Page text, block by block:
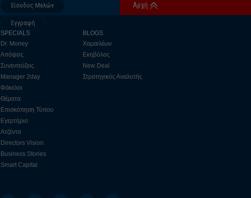
Είσοδος Μελών
Εγγραφή
Αρχή
SPECIALS
Dr. Money
Απόψεις
Συνεντεύξεις
Manager 2day
Φάκελοι
Θέματα
Επισκόπηση Τύπου
Εγερτήριο
Ατζέντα
Directors Vision
Business Stories
Smart Capital
BLOGS
Χαμαιλέων
Εκηβόλος
New Deal
Στρατηγικός Αναλυτής